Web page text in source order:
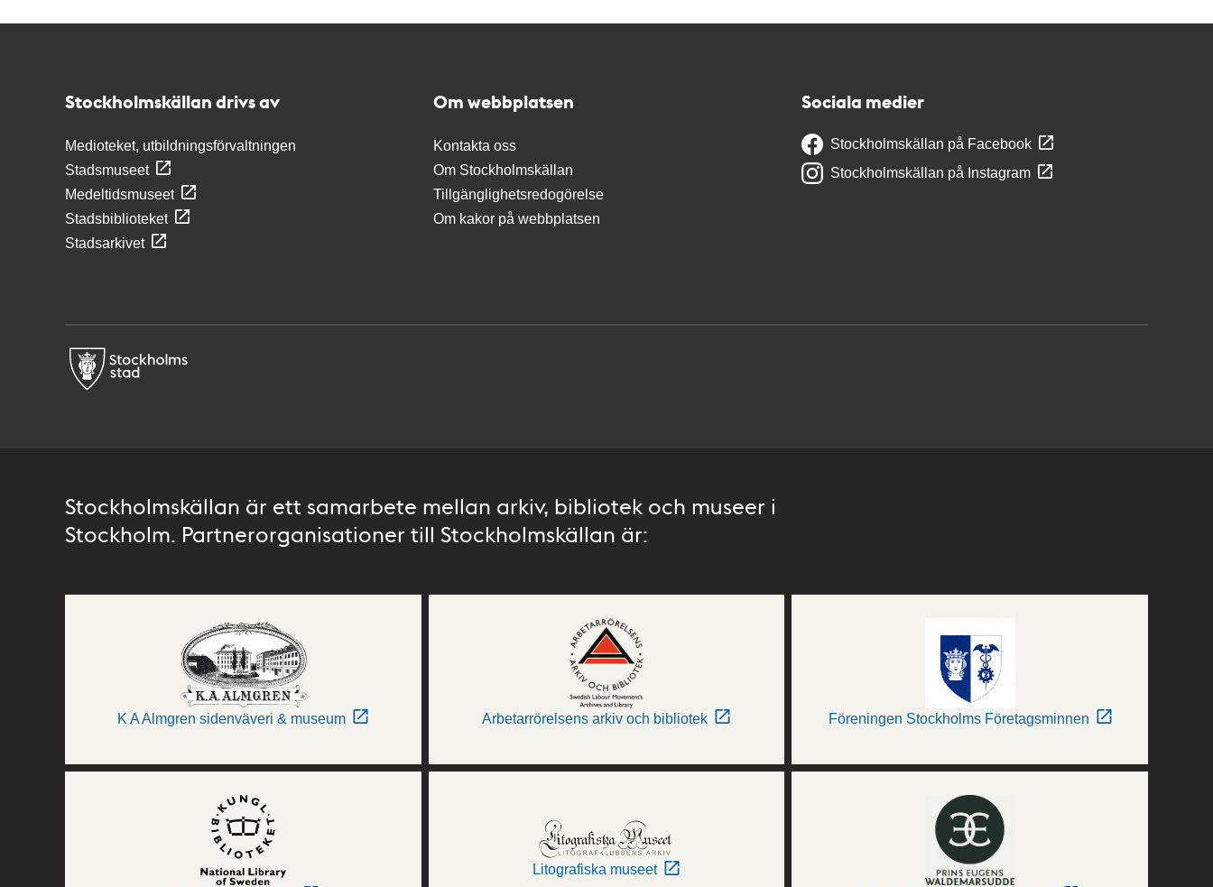
Stockholmskällan drivs av
Medioteket, utbildningsförvaltningen
Stadsmuseet
Medeltidsmuseet
Stadsbiblioteket
Stadsarkivet
Om webbplatsen
Kontakta oss
Om Stockholmskällan
Tillgänglighetsredogörelse
Om kakor på webbplatsen
Sociala medier
Stockholmskällan på Facebook
Stockholmskällan på Instagram
Stockholmskällan är ett samarbete mellan arkiv, bibliotek och museer i
Stockholm. Partnerorganisationer till Stockholmskällan är:
K A Almgren sidenväveri & museum Arbetarrörelsens arkiv och bibliotek Föreningen Stockholms Företagsminnen
Litografiska museet